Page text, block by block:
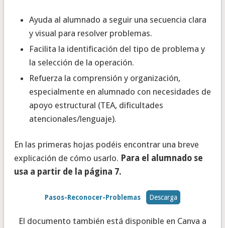
Ayuda al alumnado a seguir una secuencia clara
y visual para resolver problemas.
Facilita la identificación del tipo de problema y
la selección de la operación.
Refuerza la comprensión y organización,
especialmente en alumnado con necesidades de
apoyo estructural (TEA, dificultades
atencionales/lenguaje).
En las primeras hojas podéis encontrar una breve
explicación de cómo usarlo. Para el alumnado se
usa a partir de la página 7.
Pasos-Reconocer-Problemas Descarga
El documento también está disponible en Canva a